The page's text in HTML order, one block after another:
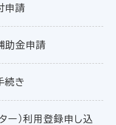
申請
助金申請
続き
ー）利用登録申し込